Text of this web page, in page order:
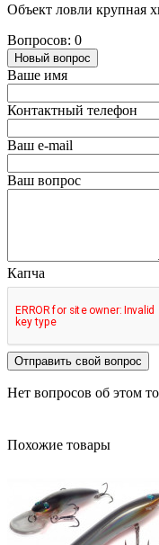
Объект ловли крупная
Вопросов: 0
Новый вопрос
Ваше имя
Контактный телефон
Ваш e-mail
Ваш вопрос
Капча
Отправить свой вопрос
Нет вопросов об этом
Похожие товары